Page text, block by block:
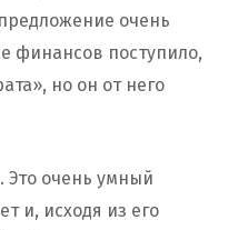
очень
финансов поступило,
но он от него
Это очень умный
и, исходя из его